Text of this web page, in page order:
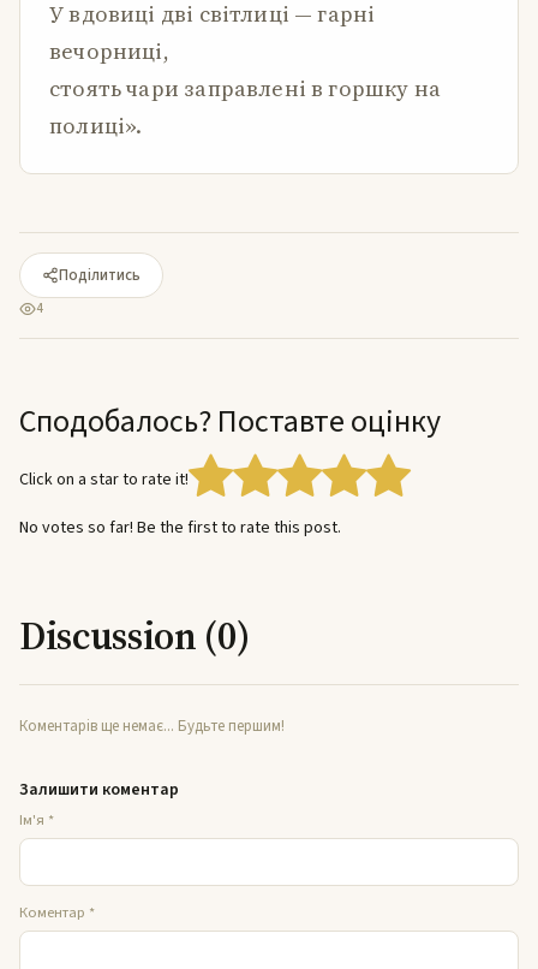
У вдовиці дві світлиці — гарні
вечорниці,
стоять чари заправлені в горшку на
полиці».
Поділитись
4
Сподобалось? Поставте оцінку
Click on a star to rate it!
No votes so far! Be the first to rate this post.
Discussion (0)
Коментарів ще немає... Будьте першим!
Залишити коментар
Ім'я *
Коментар *